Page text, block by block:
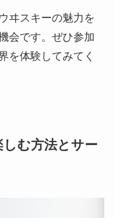
ヰスキーの魅力を
会です。ぜひ参加
を体験してみてく
む方法とサー